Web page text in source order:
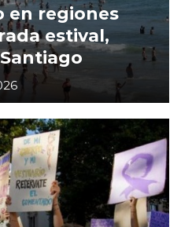
en regiones
estival,